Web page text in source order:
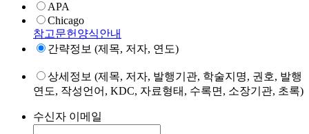
APA
Chicago
참고문헌양식안내
간략정보 (제목, 저자, 연도)
상세정보 (제목, 저자, 발행기관, 학술지명, 권호, 발행
연도, 작성언어, KDC, 자료형태, 수록면, 소장기관, 초록)
수신자 이메일